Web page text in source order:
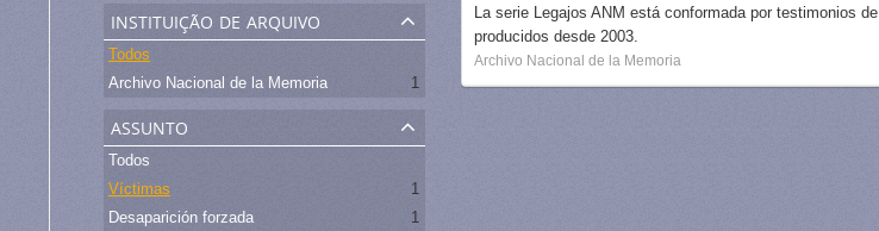
instituição de arquivo
Todos
Archivo Nacional de la Memoria
1
assunto
Todos
Víctimas
1
Desaparición forzada
1
La serie Legajos ANM está conformada por testimonios
producidos desde 2003.
Archivo Nacional de la Memoria